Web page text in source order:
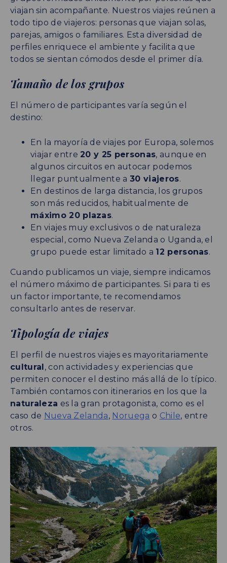
viajan sin acompañante. Nuestros viajes reúnen a
todo tipo de viajeros: personas que viajan solas,
parejas, amigos o familiares. Esta diversidad de
perfiles enriquece el ambiente y facilita que
todos se sientan cómodos desde el primer día.
Tamaño de los grupos
El número de participantes varía según el
destino:
En la mayoría de viajes por Europa, solemos
viajar entre 20 y 25 personas, aunque en
algunos circuitos en autocar podemos
llegar puntualmente a30 viajeros.
En destinos de larga distancia, los grupos
son más reducidos, habitualmente de
máximo 20 plazas.
En viajes muy exclusivos o de naturaleza
especial, como Nueva Zelanda o Uganda, el
grupo puede estar limitado a 12 personas.
Cuando publicamos un viaje, siempre indicamos
el número máximo de participantes. Si para ti es
un factor importante, te recomendamos
consultarlo antes de reservar.
Tipología de viajes
El perfil de nuestros viajes es mayoritariamente
cultural, con actividades y experiencias que
permiten conocer el destino más allá de lo típico.
También contamos con itinerarios en los que la
naturaleza es la gran protagonista, como es el
caso de Nueva Zelanda, Noruega o Chile, entre
otros.